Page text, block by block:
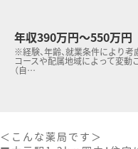
年収390万円～550万円
※経験、年齢、就業条件により
コースや配属地域によって変動
（自…
＜こんな薬局です＞